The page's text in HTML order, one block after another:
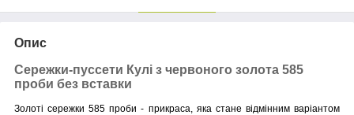
Опис
Сережки-пуссети Кулі з червоного золота 585
проби без вставки
Золоті сережки 585 проби - прикраса, яка стане відмінним варіантом